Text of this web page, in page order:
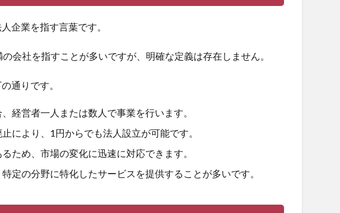
企業を指す言葉です。
会社を指すことが多いですが、明確な定義は存在しません。
通りです。
、経営者一人または数人で事業を行います。
により、1円からでも法人設立が可能です。
るため、市場の変化に迅速に対応できます。
特定の分野に特化したサービスを提供することが多いです。